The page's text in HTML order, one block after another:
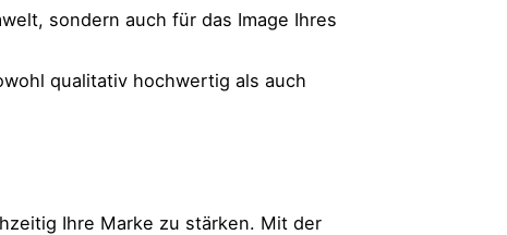
sondern auch für das Image Ihres
qualitativ hochwertig als auch
Ihre Marke zu stärken. Mit der